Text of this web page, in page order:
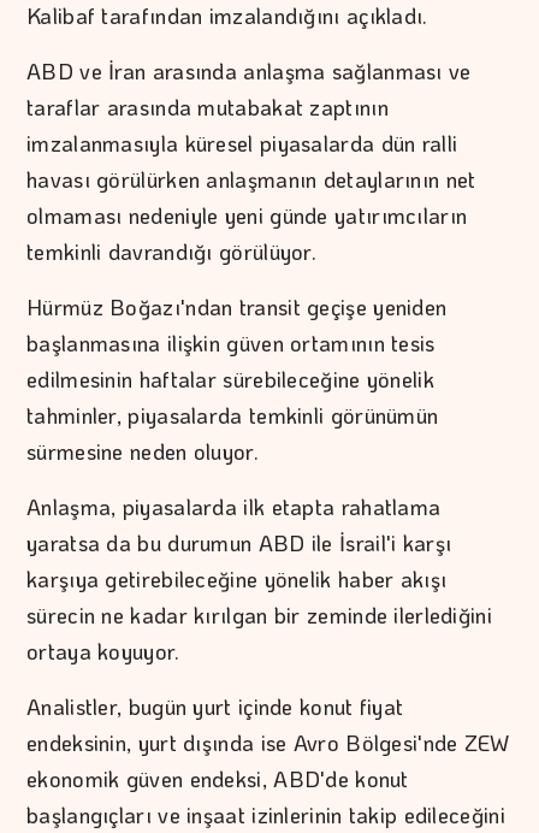
Kalibaf tarafından imzalandığını açıkladı.
ABD ve İran arasında anlaşma sağlanması ve
taraflar arasında mutabakat zaptının
imzalanmasıyla küresel piyasalarda dün ralli
havası görülürken anlaşmanın detaylarının net
olmaması nedeniyle yeni günde yatırımcıların
temkinli davrandığı görülüyor.
Hürmüz Boğazı'ndan transit geçişe yeniden
başlanmasına ilişkin güven ortamının tesis
edilmesinin haftalar sürebileceğine yönelik
tahminler, piyasalarda temkinli görünümün
sürmesine neden oluyor.
Anlaşma, piyasalarda ilk etapta rahatlama
yaratsa da bu durumun ABD ile İsrail'i karşı
karşıya getirebileceğine yönelik haber akışı
sürecin ne kadar kırılgan bir zeminde ilerlediğini
ortaya koyuyor.
Analistler, bugün yurt içinde konut fiyat
endeksinin, yurt dışında ise Avro Bölgesi'nde ZEW
ekonomik güven endeksi, ABD'de konut
başlangıçları ve inşaat izinlerinin takip edileceğini